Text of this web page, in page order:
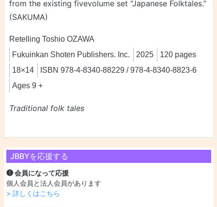
JBBYを応援する
❶ 会員になって応援
個人会員と法人会員があります
> 詳しくはこちら
from the existing fivevolume set “Japanese Folktales.”
(SAKUMA)
Retelling Toshio OZAWA
Fukuinkan Shoten Publishers. Inc.
2025
120 pages
18×14
ISBN 978-4-8340-88229 / 978-4-8340-8823-6
Ages 9 +
Traditional folk tales